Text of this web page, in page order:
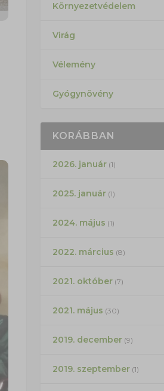
Környezetvédelem
Virág
Vélemény
Gyógynövény
KORÁBBAN
2026. január(1)
2025. január(1)
2024. május (1)
2022. március (8)
2021. október(7)
2021. május (30)
2019. december(9)
2019. szeptember(1)